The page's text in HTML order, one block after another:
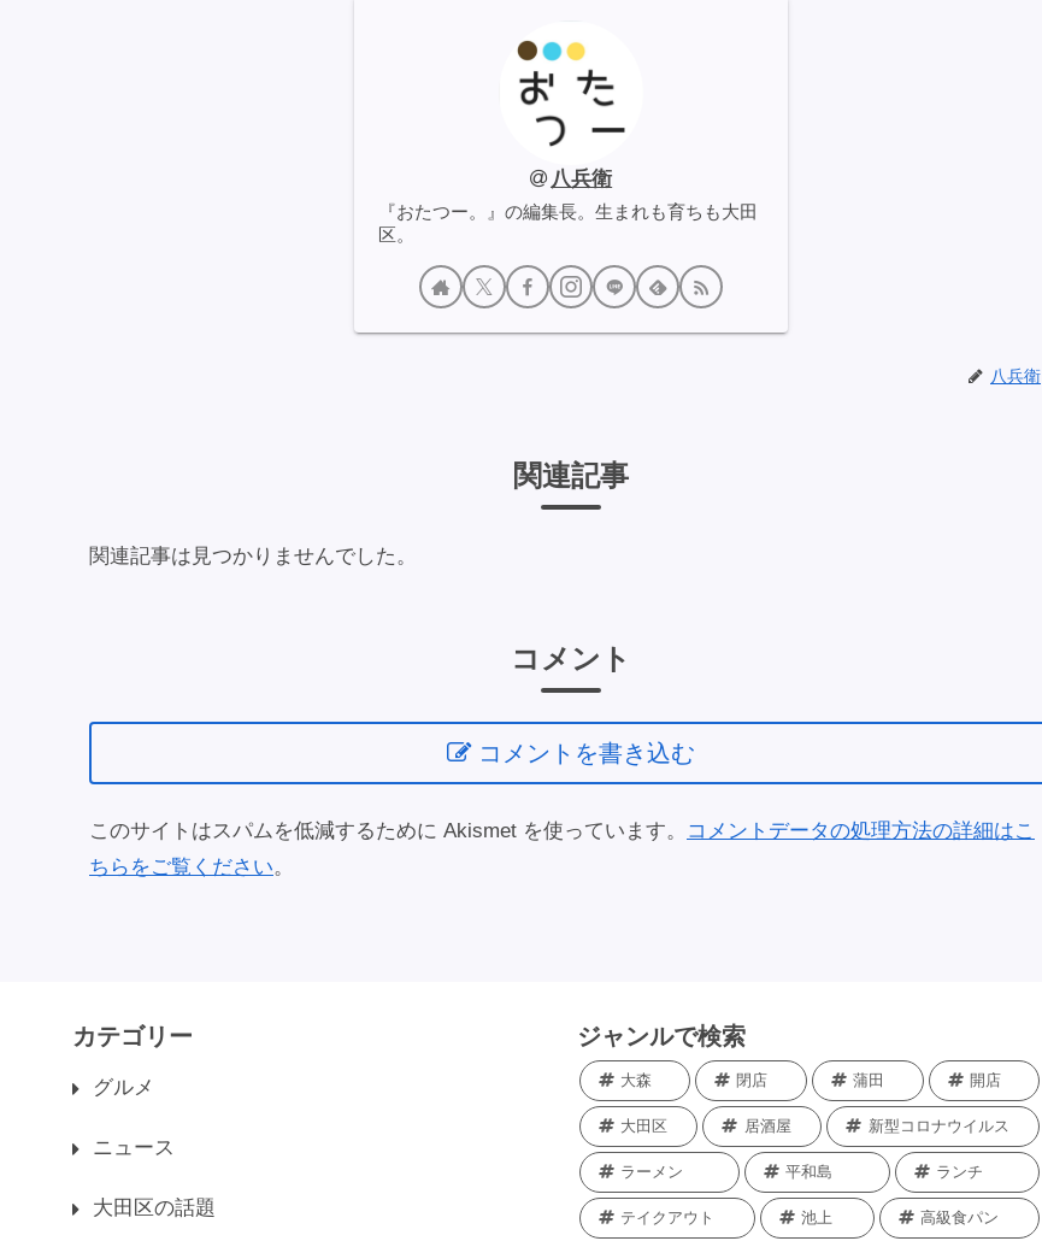
八兵衛
『おたつー。』の編集長。生まれも育ちも大田
区。
八兵衛
関連記事
関連記事は見つかりませんでした。
コメント
コメントを書き込む
このサイトはスパムを低減するために Akismet を使っています。
コメントデータの処理方法の詳細はこ
ちらをご覧ください。
カテゴリー
グルメ
ニュース
大田区の話題
ジャンルで検索
大森 閉店 蒲田 開店
大田区 居酒屋 新型コロナウイルス
ラーメン 平和島 ランチ
テイクアウト 池上 高級食パン